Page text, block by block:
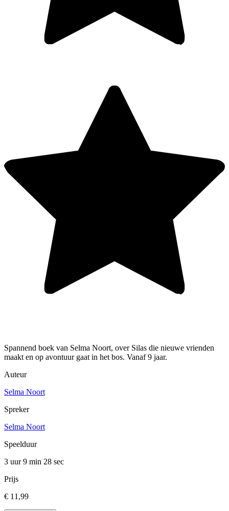
Spannend boek van Selma Noort, over Silas die nieuwe vrienden
maakt en op avontuur gaat in het bos. Vanaf 9 jaar.
Auteur
Selma Noort
Spreker
Selma Noort
Speelduur
3 uur 9 min 28 sec
Prijs
€ 11,99